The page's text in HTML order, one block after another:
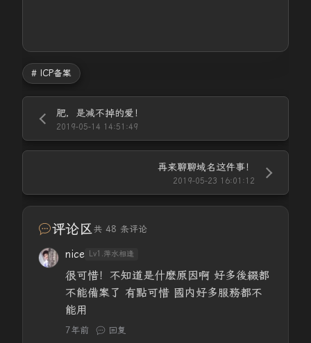
# ICP备案
肥，是减不掉的爱！
2019-05-14 14:51:49
再来聊聊域名这件事！
2019-05-23 16:01:12
评论区共 48 条评论
nice Lv1.萍水相逢
很可惜！不知道是什麽原因啊 好多後綴都
不能備案了 有點可惜 國内好多服務都不
能用
7年前 回复